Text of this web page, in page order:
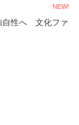
NEW!
自性へ 文化ファ